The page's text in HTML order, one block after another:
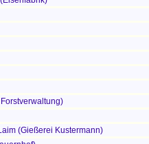
(Gießerei Kustermann)